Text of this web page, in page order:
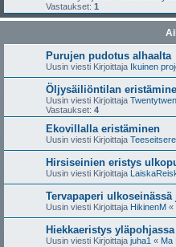
Vastaukset: 1
Purujen pudotus alhaalta
Uusin viesti Kirjoittaja Ikuinen
Öljysäiliöntilan
Uusin viesti Kirjoittaja
Vastaukset: 4
Ekovillalla eristäminen
Uusin viesti Kirjoittaja
Hirsiseinien eristys
Uusin viesti Kirjoittaja
Tervapaperi
Uusin viesti Kirjoittaja HikinenM «
Hiekkaeristys yläpohjassa
Uusin viesti Kirjoittaja juha1 « Ma